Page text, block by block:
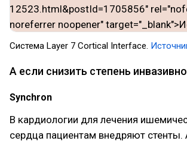
Система Layer 7 Cortical Interface.
А если снизить степень
Synchron
В кардиологии для лечения
сердца пациентам внедряют стенты.